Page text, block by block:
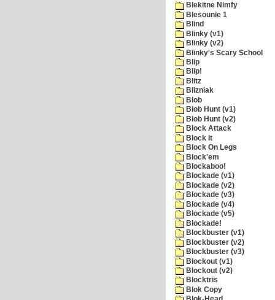
Blekitne Nimfy
Blesounie 1
Blind
Blinky (v1)
Blinky (v2)
Blinky's Scary School
Blip
Blip!
Blitz
Blizniak
Blob
Blob Hunt (v1)
Blob Hunt (v2)
Block Attack
Block It
Block On Legs
Block'em
Blockaboo!
Blockade (v1)
Blockade (v2)
Blockade (v3)
Blockade (v4)
Blockade (v5)
Blockade!
Blockbuster (v1)
Blockbuster (v2)
Blockbuster (v3)
Blockout (v1)
Blockout (v2)
Blocktris
Blok Copy